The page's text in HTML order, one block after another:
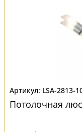
LSA-2813-
Потолочная